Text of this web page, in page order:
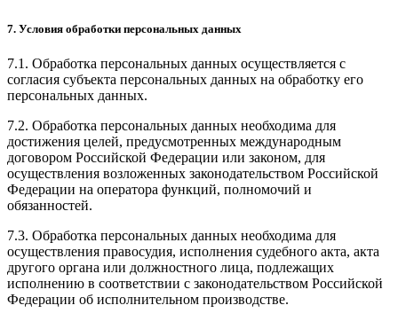
7. Условия обработки персональных данных
7.1. Обработка персональных данных осуществляется с
согласия субъекта персональных данных на обработку его
персональных данных.
7.2. Обработка персональных данных необходима для
достижения целей, предусмотренных международным
договором Российской Федерации или законом, для
осуществления возложенных законодательством Российской
Федерации на оператора функций, полномочий и
обязанностей.
7.3. Обработка персональных данных необходима для
осуществления правосудия, исполнения судебного акта, акта
другого органа или должностного лица, подлежащих
исполнению в соответствии с законодательством Российской
Федерации об исполнительном производстве.